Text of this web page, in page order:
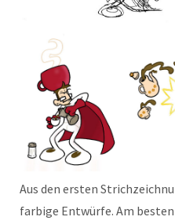
Aus den ersten
farbige Entwürfe. Am